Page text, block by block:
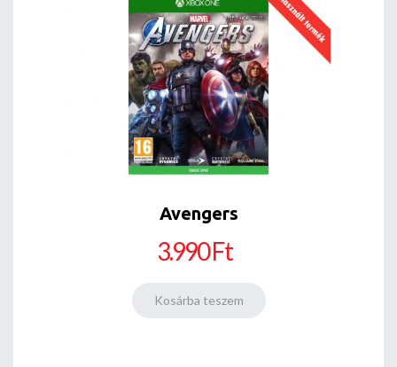
Avengers
3.990 Ft